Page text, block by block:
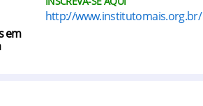
em
http://www.institutomais.org.br/